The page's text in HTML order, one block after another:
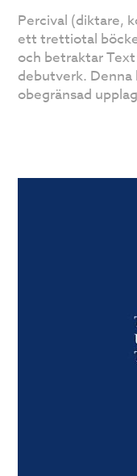
Percival (diktare,
ett trettiotal
och betraktar
debutverk. Denna
obegränsad